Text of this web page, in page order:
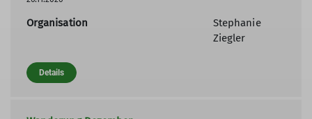
Organisation
Stephanie
Ziegler
Details